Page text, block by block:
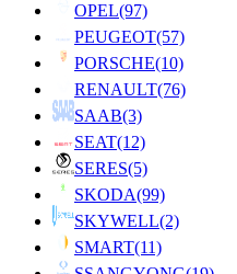
OPEL(97)
PEUGEOT(57)
PORSCHE(10)
RENAULT(76)
SAAB(3)
SEAT(12)
SERES(5)
SKODA(99)
SKYWELL(2)
SMART(11)